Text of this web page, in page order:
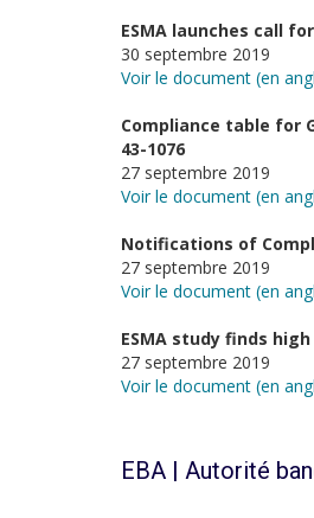
ESMA launches call
30 septembre 2019
Voir le document (en
Compliance table for
43-1076
27 septembre 2019
Voir le document (en
Notifications of
27 septembre 2019
Voir le document (en
ESMA study finds
27 septembre 2019
Voir le document (en
EBA | Autorité